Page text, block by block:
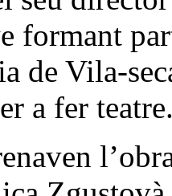
formant
de Vila-
a fer